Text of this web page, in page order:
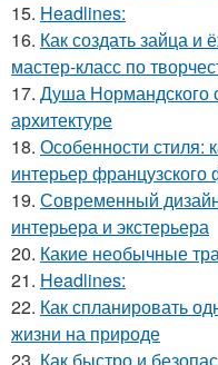
15. Headlines:
16. Как создать зайца и
мастер-класс по
17. Душа Нормандского
архитектуре
18. Особенности стиля:
интерьер
19. Современный
интерьера и экстерьера
20. Какие необычные
21. Headlines:
22. Как спланировать
жизни на природе